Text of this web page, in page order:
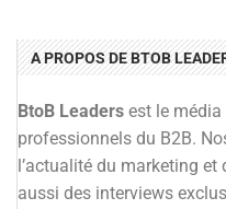
A PROPOS DE BTOB
BtoB Leaders est le
professionnels du B2B.
l’actualité du marketing
aussi des interviews